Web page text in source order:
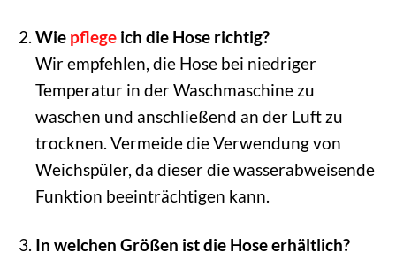
Wie pflegeich die Hose richtig?
Wir empfehlen, die Hose bei niedriger
Temperatur in der Waschmaschine zu
waschen und anschließend an der Luft zu
trocknen. Vermeide die Verwendung von
Weichspüler, da dieser die wasserabweisende
Funktion beeinträchtigen kann.
In welchen Größen ist die Hose erhältlich?